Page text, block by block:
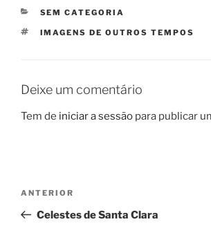
CATEGORIAS
SEM CATEGORIA
ETIQUETAS
IMAGENS DE OUTROS TEMPOS
Deixe um comentário
Tem de iniciar a sessão para publicar
Navegação
artigos
Conteúdo
anterior
ANTERIOR
Celestes de Santa Clara